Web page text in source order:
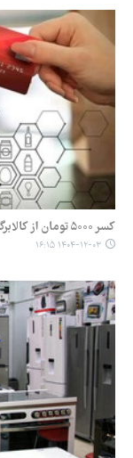
کسر ۵۰۰۰ تومان از کالابرگ تخلف است
۱۴۰۴-۱۲-۰۳ ۱۶:۱۵